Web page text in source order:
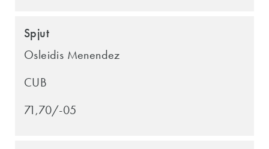
Spjut
Osleidis Menendez
CUB
71,70/-05